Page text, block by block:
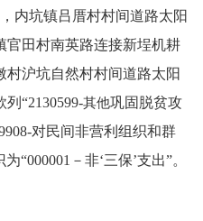
内坑镇吕厝村村间道路太阳
官田村南英路连接新埕机耕
村沪坑自然村村间道路太阳
列“2130599-其他巩固脱贫攻
对民间非营利组织和群
为“000001 －非‘三保’支出”。